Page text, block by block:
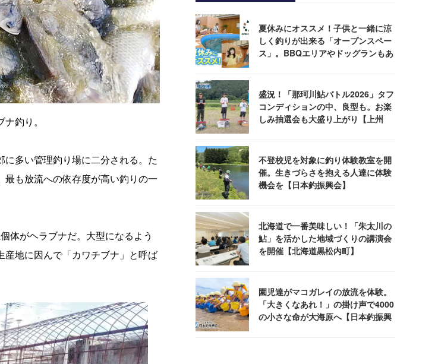
釣り。
多い管理釣り場に二分される。た
も放流への依存度が高い釣りの一
体がヘラブナだ。大型になるよう
地に因んで「カワチブナ」と呼ば
夏休みにオススメ！子供と一緒に涼
しく釣りが出来る「オープンスペー
ス」。BBQエリアやドッグランもあ
盛況！「那珂川鮎バトル2026」タフ
コンディションの中、良型も。お楽
しみ抽選会も大盛り上がり【上州
不登校児を対象に釣り体験教室を開
催。生きづらさを抱える人達に体験
機会を【日本釣振興会】
北海道で一番美味しい！「朱太川の
鮎」を活かした地域づくりの講演会
を開催【北海道黒松内町】
園児達がマコガレイの放流を体験。
「大きくなあれ！」の掛け声で4000
の小さな命が大海原へ【日本釣振興